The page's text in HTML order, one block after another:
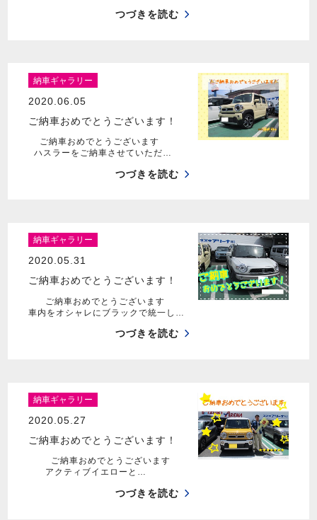
つづきを読む
納車ギャラリー
2020.06.05
ご納車おめでとうございます！
ご納車おめでとうございます
ハスラーをご納車させていただ…
つづきを読む
納車ギャラリー
2020.05.31
ご納車おめでとうございます！
ご納車おめでとうございます
車内をオシャレにブラックで統一し…
つづきを読む
納車ギャラリー
2020.05.27
ご納車おめでとうございます！
ご納車おめでとうございます
アクティブイエローと…
つづきを読む